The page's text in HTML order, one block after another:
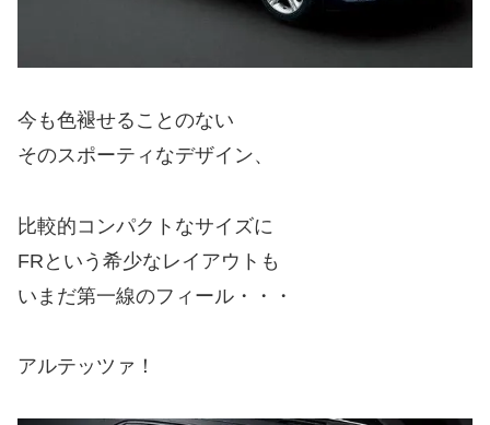
今も色褪せることのない
そのスポーティなデザイン、
比較的コンパクトなサイズに
FRという希少なレイアウトも
いまだ第一線のフィール・・・
アルテッツァ！